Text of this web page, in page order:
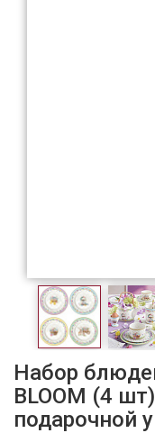
Набор
BLOOM (4
подарочной